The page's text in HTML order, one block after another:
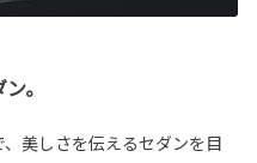
。
美しさを伝えるセダンを目